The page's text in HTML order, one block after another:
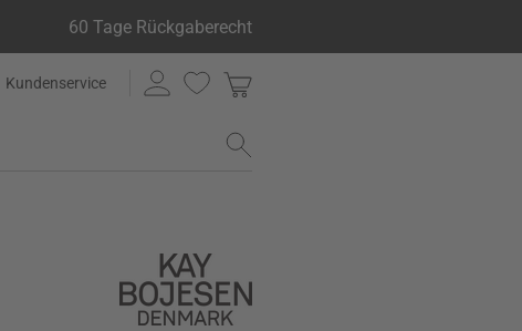
60 Tage Rückgaberecht
Kundenservice